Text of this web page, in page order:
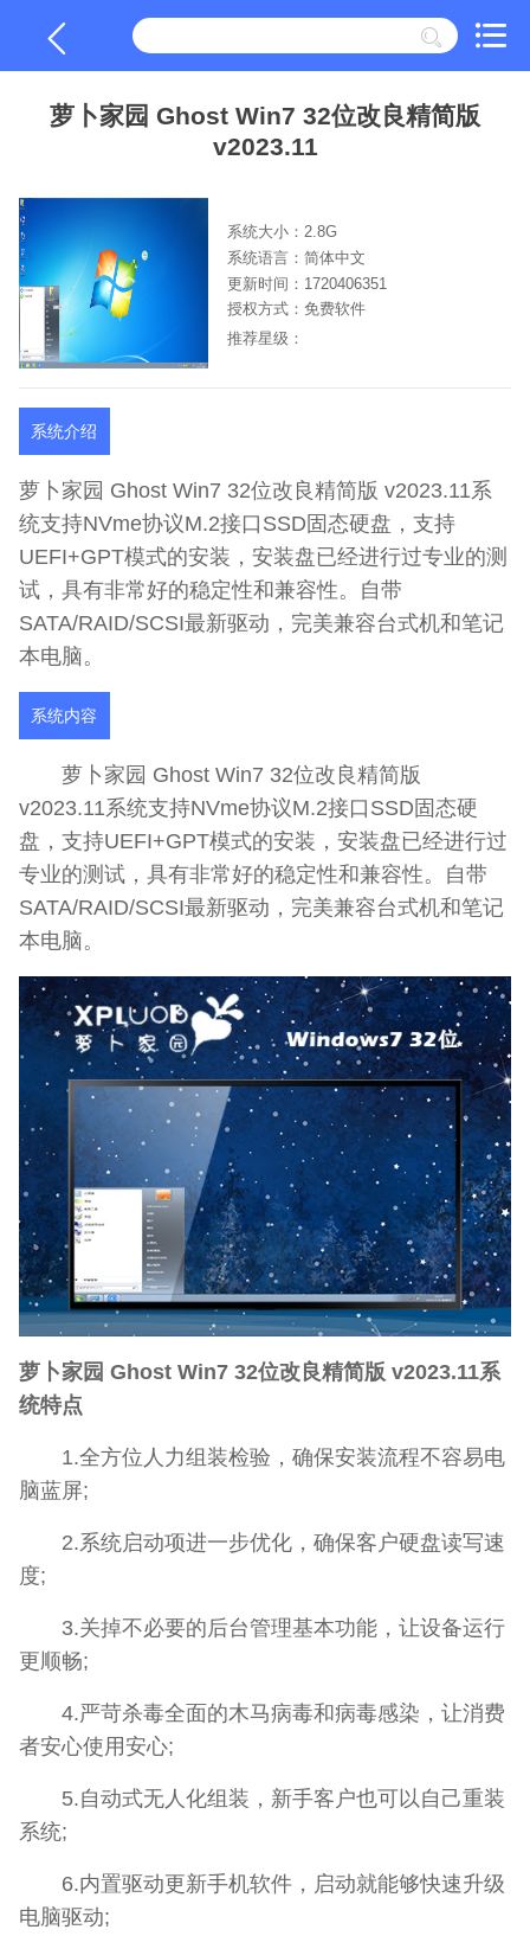
萝卜家园 Ghost Win7 32位改良精简版
v2023.11
系统大小：2.8G
系统语言：简体中文
更新时间：1720406351
授权方式：免费软件
推荐星级：
系统介绍
萝卜家园 Ghost Win7 32位改良精简版 v2023.11系
统支持NVme协议M.2接口SSD固态硬盘，支持
UEFI+GPT模式的安装，安装盘已经进行过专业的测
试，具有非常好的稳定性和兼容性。自带
SATA/RAID/SCSI最新驱动，完美兼容台式机和笔记
本电脑。
系统内容
萝卜家园 Ghost Win7 32位改良精简版
v2023.11系统支持NVme协议M.2接口SSD固态硬
盘，支持UEFI+GPT模式的安装，安装盘已经进行过
专业的测试，具有非常好的稳定性和兼容性。自带
SATA/RAID/SCSI最新驱动，完美兼容台式机和笔记
本电脑。
萝卜家园 Ghost Win7 32位改良精简版 v2023.11系
统特点
1.全方位人力组装检验，确保安装流程不容易电
脑蓝屏;
2.系统启动项进一步优化，确保客户硬盘读写速
度;
3.关掉不必要的后台管理基本功能，让设备运行
更顺畅;
4.严苛杀毒全面的木马病毒和病毒感染，让消费
者安心使用安心;
5.自动式无人化组装，新手客户也可以自己重装
系统;
6.内置驱动更新手机软件，启动就能够快速升级
电脑驱动;